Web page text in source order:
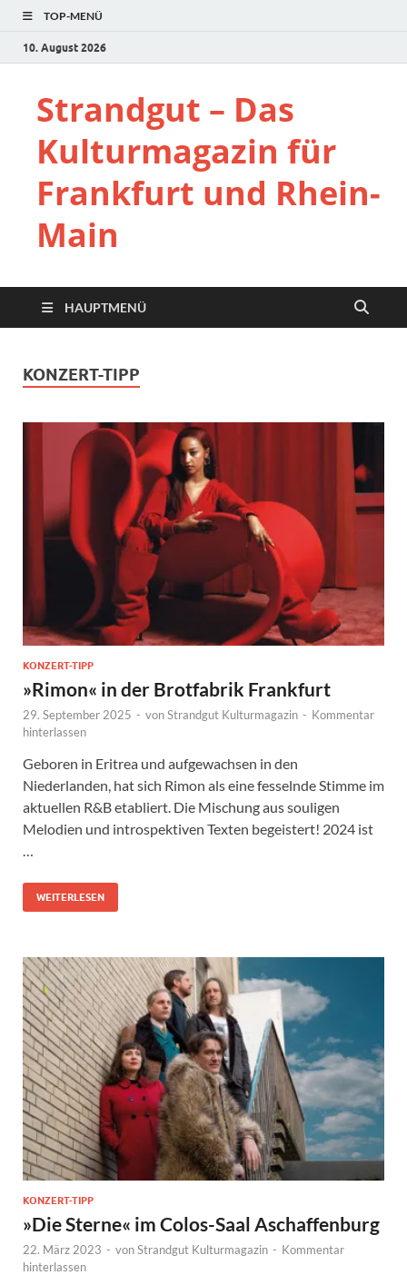
TOP-MENÜ
10. August 2026
Strandgut – Das
Kulturmagazin für
Frankfurt und Rhein-
Main
HAUPTMENÜ
KONZERT-TIPP
KONZERT-TIPP
»Rimon« in der Brotfabrik Frankfurt
29. September 2025 - vonStrandgut Kulturmagazin - Kommentar
hinterlassen
Geboren in Eritrea und aufgewachsen in den
Niederlanden, hat sich Rimon als eine fesselnde Stimme im
aktuellen R&B etabliert. Die Mischung aus souligen
Melodien und introspektiven Texten begeistert! 2024 ist
…
WEITERLESEN
KONZERT-TIPP
»Die Sterne« im Colos-Saal Aschaffenburg
22. März 2023 - vonStrandgut Kulturmagazin - Kommentar
hinterlassen